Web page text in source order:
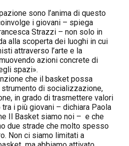
sono l’anima di questo
i giovani – spiega
Strazzi – non solo in
alla scoperta dei luoghi in cui
attraverso l’arte e la
azioni concrete di
spazi».
che il basket possa
di socializzazione,
in grado di trasmettere valori
i più giovani – dichiara Paola
Il Basket siamo noi – e che
due strade che molto spesso
Non ci siamo limitati a